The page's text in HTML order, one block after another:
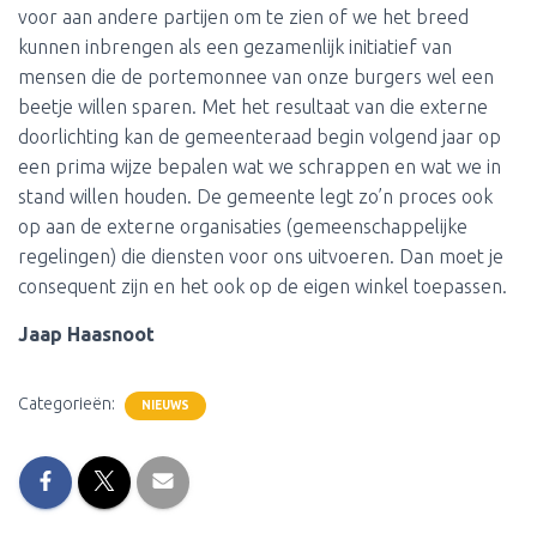
voor aan andere partijen om te zien of we het breed
kunnen inbrengen als een gezamenlijk initiatief van
mensen die de portemonnee van onze burgers wel een
beetje willen sparen. Met het resultaat van die externe
doorlichting kan de gemeenteraad begin volgend jaar op
een prima wijze bepalen wat we schrappen en wat we in
stand willen houden. De gemeente legt zo’n proces ook
op aan de externe organisaties (gemeenschappelijke
regelingen) die diensten voor ons uitvoeren. Dan moet je
consequent zijn en het ook op de eigen winkel toepassen.
Jaap Haasnoot
Categorieën: NIEUWS